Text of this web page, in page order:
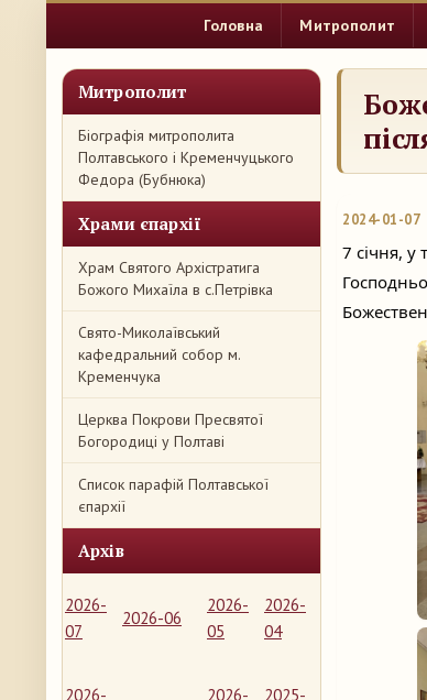
Головна Митрополит
Митрополит
Біографія митрополита
Полтавського і Кременчуцького
Федора (Бубнюка)
Храми єпархії
Храм Святого Архістратига
Божого Михаїла в с.Петрівка
Свято-Миколаївський
кафедральний собор м.
Кременчука
Церква Покрови Пресвятої
Богородиці у Полтаві
Список парафій Полтавської
єпархії
Архів
2026-
07
2026-06
2026-
05
2026-
04
2026-
2026-
2025-
2024-01-07
7 січня, у